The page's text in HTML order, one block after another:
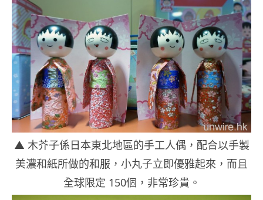
▲ 木芥子係日本東北地區的手工人偶，配合以手製
美濃和紙所做的和服，小丸子立即優雅起來，而且
全球限定 150個，非常珍貴。